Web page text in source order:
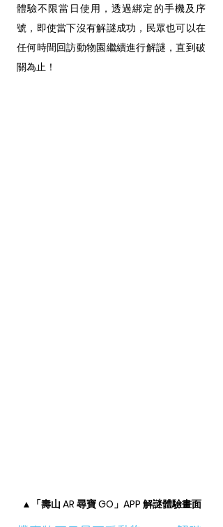
體驗不限當日使用，透過綁定的手機及序
號，即使當下沒有解謎成功，民眾也可以在
任何時間回訪動物園繼續進行解謎，直到破
關為止！
▲「壽山 AR 尋寶 GO」APP 解謎體驗畫面